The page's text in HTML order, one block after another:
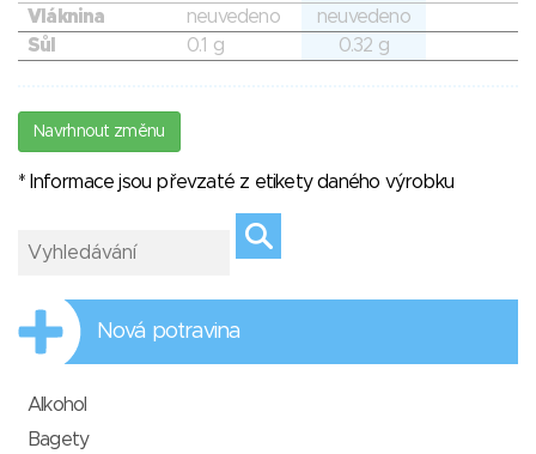
Vláknina
neuvedeno
neuvedeno
Sůl
0.1 g 0.32 g
Navrhnout změnu
* Informace jsou převzaté z etikety daného výrobku
Nová potravina
Alkohol
Bagety